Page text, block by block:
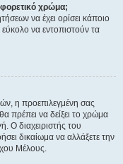
χρώμα;
να έχει ορίσει κάποιο
να εντοπιστούν τα
η προεπιλεγμένη σας
πρέπει να δείξει το χρώμα
Ο διαχειριστής του
δικαίωμα να αλλάξετε την
Μέλους.